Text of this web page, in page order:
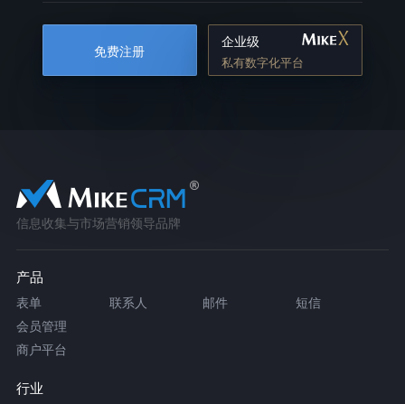
免费注册
企业级
私有数字化平台
信息收集与市场营销领导品牌
产品
表单 联系人 邮件
短信
会员管理
商户平台
行业